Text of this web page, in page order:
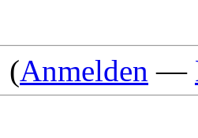
(Anmelden —